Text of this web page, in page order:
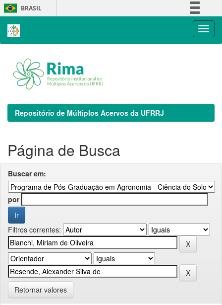
Skip
navigation
BRASIL
Repositório de Múltiplos Acervos da UFRRJ
Página de Busca
Buscar em:
por
Filtros correntes:
Retornar valores